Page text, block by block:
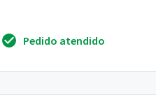
Pedido atendido